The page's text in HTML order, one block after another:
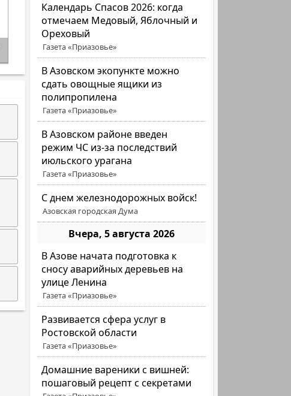
Календарь Спасов 2026: когда
отмечаем Медовый, Яблочный и
Ореховый
Газета «Приазовье»
В Азовском экопункте можно
сдать овощные ящики из
полипропилена
Газета «Приазовье»
В Азовском районе введен
режим ЧС из-за последствий
июльского урагана
Газета «Приазовье»
С днем железнодорожных войск!
Азовская городская Дума
Вчера, 5 августа 2026
В Азове начата подготовка к
сносу аварийных деревьев на
улице Ленина
Газета «Приазовье»
Развивается сфера услуг в
Ростовской области
Газета «Приазовье»
Домашние вареники с вишней:
пошаговый рецепт с секретами